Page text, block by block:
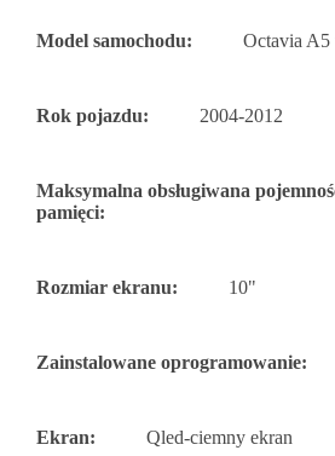
Model samochodu: Octavia A5
Rok pojazdu: 2004-2012
Maksymalna obsługiwana
pamięci:
Rozmiar ekranu: 10"
Zainstalowane oprogramowanie:
Ekran: Qled-ciemny ekran